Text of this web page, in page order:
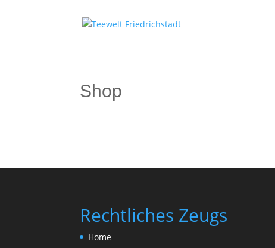
Shop
Rechtliches Zeugs
Home